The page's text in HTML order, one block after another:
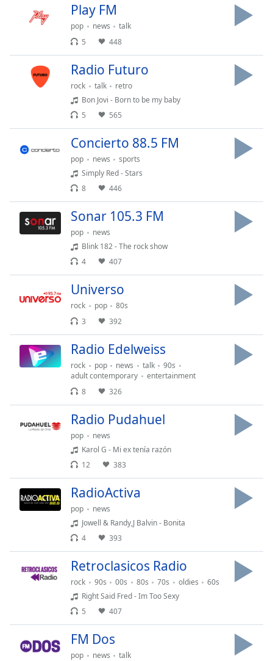
will
window.
Opacity
Opacity
Caption
Area
Background
Edge
Family
Modal
Dialog
Play FM
pop news
talk
5
448
Radio Futuro
rock talk
retro
Bon Jovi - Born to be my baby
5
565
Concierto 88.5 FM
pop news
sports
Simply Red - Stars
8
446
Sonar 105.3 FM
pop
news
Blink 182 - The rock show
4
407
Universo
rock pop
80s
3
392
Radio Edelweiss
rock pop news talk
90s
adult contemporary
entertainment
8
326
Radio Pudahuel
pop
news
Karol G - Mi ex tenía razón
12
383
RadioActiva
pop
news
Jowell & Randy,J Balvin - Bonita
4
393
Retroclasicos Radio
rock 90s 00s 80s 70s oldies
60s
Right Said Fred - Im Too Sexy
5
407
FM Dos
pop news
talk